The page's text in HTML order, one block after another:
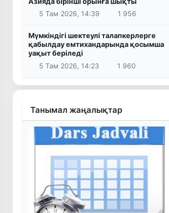
5 Там 2026, 14:39
1 956
Мүмкіндігі шектеулі талапкерлерге
қабылдау емтихандарында қосымша
уақыт беріледі
5 Там 2026, 14:23
1 960
Танымал жаңалықтар